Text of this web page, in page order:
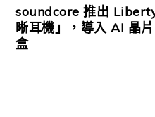
soundcore 推出
晰耳機」，導入 AI 晶
盒